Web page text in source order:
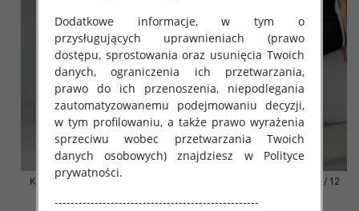
Klapki damskie Roz 36-42 / 12
Klapki damskie Roz 36-42 / 12
Dodatkowe informacje, w tym o
przysługujących uprawnieniach (prawo
dostępu, sprostowania oraz usunięcia Twoich
danych, ograniczenia ich przetwarzania,
prawo do ich przenoszenia, niepodlegania
zautomatyzowanemu podejmowaniu decyzji,
w tym profilowaniu, a także prawo wyrażenia
sprzeciwu wobec przetwarzania Twoich
danych osobowych) znajdziesz w Polityce
prywatności.
---------------------------------------------------